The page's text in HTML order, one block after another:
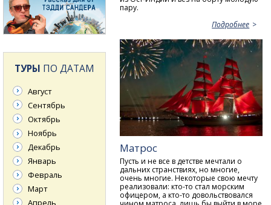
пару.
Подробнее
Матрос
Пусть и не все в детстве мечтали о
дальних странствиях, но многие,
очень многие. Некоторые свою мечту
реализовали: кто-то стал морским
офицером, а кто-то довольствовался
ТУРЫ ПО ДАТАМ
Август
Сентябрь
Октябрь
Ноябрь
Декабрь
Январь
Февраль
Март
Апрель